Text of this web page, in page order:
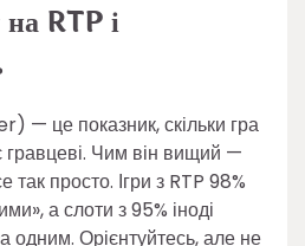
RTP і
— це показник, скільки гра
гравцеві. Чим він вищий —
просто. Ігри з RTP 98%
а слоти з 95% іноді
одним. Орієнтуйтесь, але не